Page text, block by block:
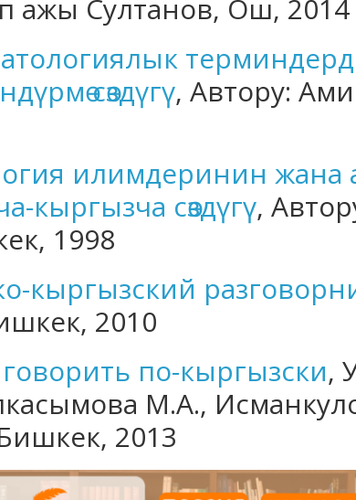
ажы Султанов, Ош, 2014
сөздүгү, Автору:
илимдеринин жана
кыргызча сөздүгү,
1998
кыргызский
2010
по-кыргызски,
М.А.,
2013